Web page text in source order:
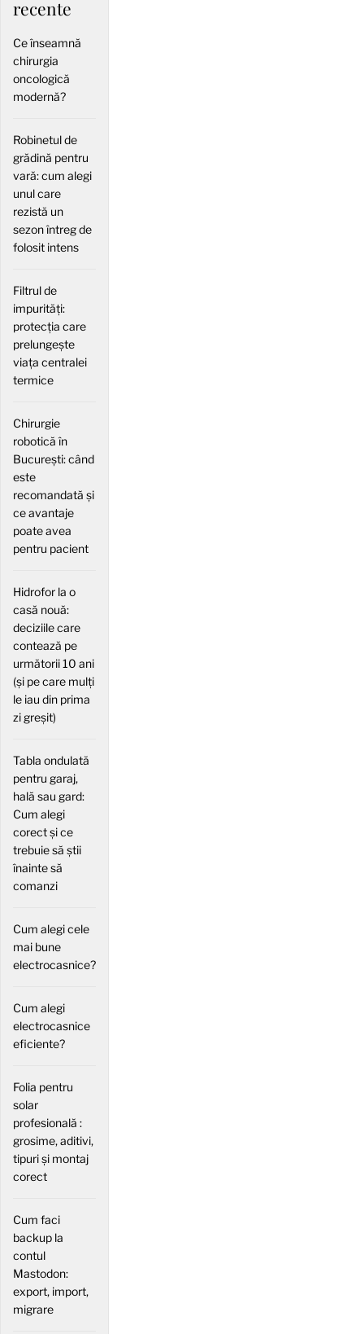
recente
Ce înseamnă
chirurgia
oncologică
modernă?
Robinetul de
grădină pentru
vară: cum alegi
unul care
rezistă un
sezon întreg de
folosit intens
Filtrul de
impurități:
protecția care
prelungește
viața centralei
termice
Chirurgie
robotică în
București: când
este
recomandată și
ce avantaje
poate avea
pentru pacient
Hidrofor la o
casă nouă:
deciziile care
contează pe
următorii 10 ani
(și pe care mulți
le iau din prima
zi greșit)
Tabla ondulată
pentru garaj,
hală sau gard:
Cum alegi
corect și ce
trebuie să știi
înainte să
comanzi
Cum alegi cele
mai bune
electrocasnice?
Cum alegi
electrocasnice
eficiente?
Folia pentru
solar
profesională :
grosime, aditivi,
tipuri și montaj
corect
Cum faci
backup la
contul
Mastodon:
export, import,
migrare